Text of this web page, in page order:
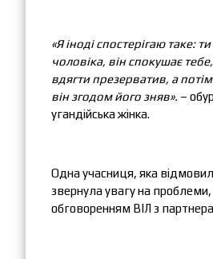
«Я іноді спостерігаю таке:
чоловіка, він спокушає
вдягти презерватив, а
він згодом його зняв». –
угандійська жінка.
Одна учасниця, яка
звернула увагу на проблеми,
обговоренням ВІЛ з